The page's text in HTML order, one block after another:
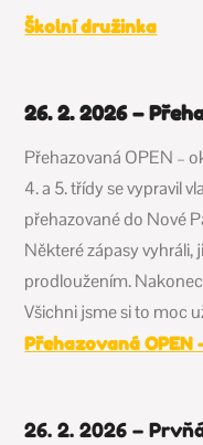
Školní družinka
26. 2. 2026 –
Přehazovaná OPEN –
4. a 5. třídy se vypravil
přehazované do Nové
Některé zápasy
prodloužením.
Všichni jsme si to moc
Přehazovaná OPEN
26. 2. 2026 –